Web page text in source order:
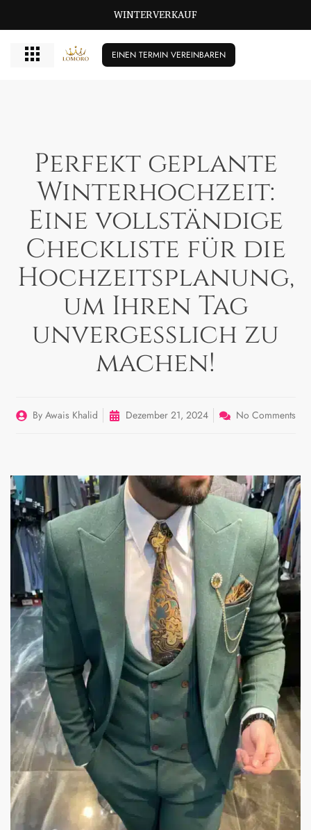
GROSSE GRÖSSEN BISCHIKBAR T/M 72
EINEN TERMIN VEREINBAREN
Perfekt geplante
Winterhochzeit:
Eine vollständige
Checkliste für die
Hochzeitsplanung,
um Ihren Tag
unvergesslich zu
machen!
ByAwais Khalid Dezember 21, 2024 No Comments